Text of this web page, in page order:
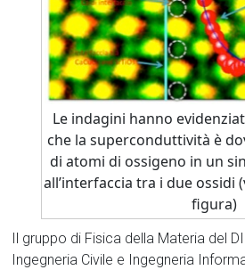
Le indagini hanno
che la superconduttività è
di atomi di ossigeno in un
all’interfaccia tra i due ossidi
figura)
Il gruppo di Fisica della Materia del
Ingegneria Civile e Ingegneria